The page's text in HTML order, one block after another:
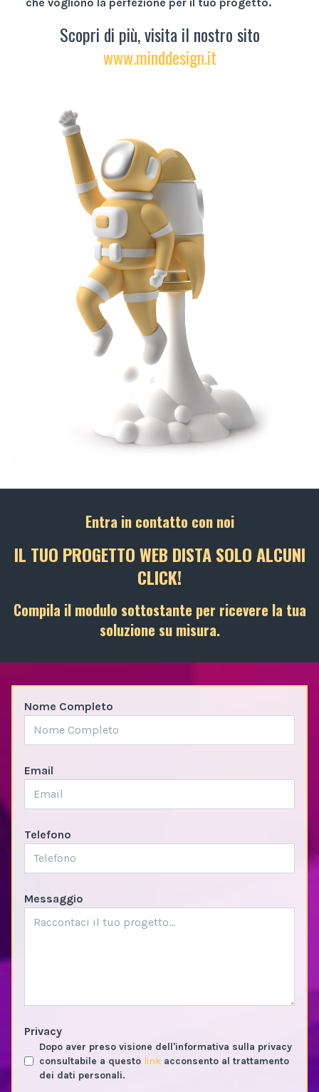
Scopri di più, visita il nostro sito
www.minddesign.it
Entra in contatto con noi
IL TUO PROGETTO WEB DISTA SOLO ALCUNI
CLICK!
Compila il modulo sottostante per ricevere la tua
soluzione su misura.
Nome Completo
Email
Telefono
Messaggio
Privacy
Dopo aver preso visione dell'informativa sulla privacy
consultabile a questo link acconsento al trattamento
dei dati personali.